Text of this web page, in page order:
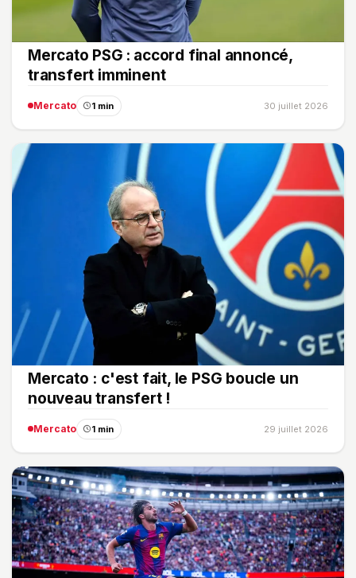
Mercato PSG : accord final annoncé,
transfert imminent
Mercato 1 min 30 juillet 2026
Mercato : c'est fait, le PSG boucle un
nouveau transfert !
Mercato 1 min 29 juillet 2026